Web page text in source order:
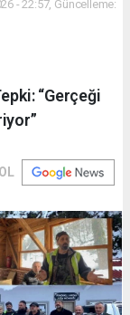
- 22:57, Güncelleme:
“Gerçeği